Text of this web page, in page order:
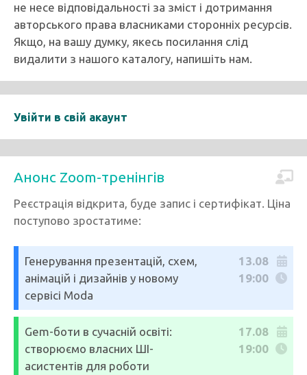
не несе відповідальності за зміст і дотримання
авторського права власниками сторонніх ресурсів.
Якщо, на вашу думку, якесь посилання слід
видалити з нашого каталогу, напишіть нам.
Увійти в свій акаунт
Анонс Zoom-тренінгів
Реєстрація відкрита, буде запис і сертифікат. Ціна
поступово зростатиме:
Генерування презентацій, схем,
анімацій і дизайнів у новому
сервісі Moda
13.08
19:00
Gem-боти в сучасній освіті:
створюємо власних ШІ-
асистентів для роботи
17.08
19:00